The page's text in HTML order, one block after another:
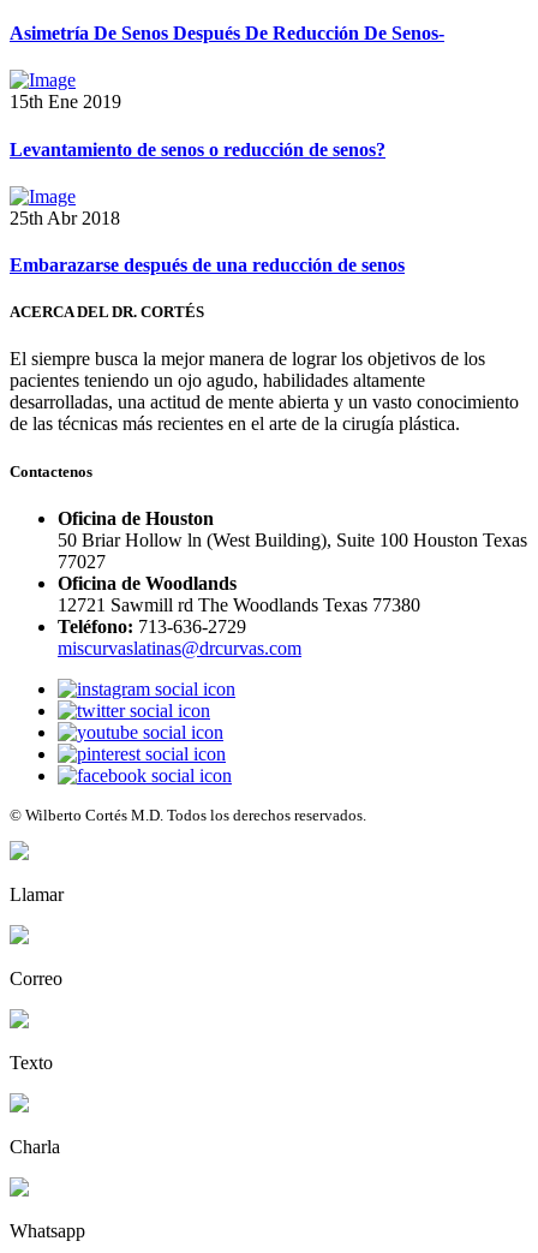
Asimetría De Senos Después De Reducción De Senos-
15th Ene 2019
Levantamiento de senos o reducción de senos?
25th Abr 2018
Embarazarse después de una reducción de senos
ACERCA DEL DR. CORTÉS
El siempre busca la mejor manera de lograr los objetivos de los
pacientes teniendo un ojo agudo, habilidades altamente
desarrolladas, una actitud de mente abierta y un vasto conocimiento
de las técnicas más recientes en el arte de la cirugía plástica.
Contactenos
Oficina de Houston
50 Briar Hollow ln (West Building), Suite 100 Houston Texas
77027
Oficina de Woodlands
12721 Sawmill rd The Woodlands Texas 77380
Teléfono: 713-636-2729
miscurvaslatinas@drcurvas.com
© Wilberto Cortés M.D. Todos los derechos reservados.
Llamar
Correo
Texto
Charla
Whatsapp